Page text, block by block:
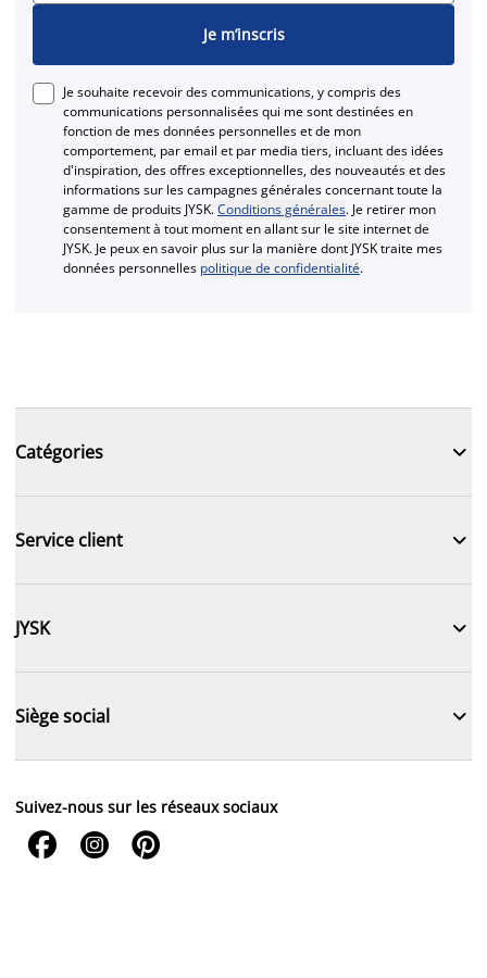
Je m’inscris
Je souhaite recevoir des communications, y compris des
communications personnalisées qui me sont destinées en
fonction de mes données personnelles et de mon
comportement, par email et par media tiers, incluant des idées
d'inspiration, des offres exceptionnelles, des nouveautés et des
informations sur les campagnes générales concernant toute la
gamme de produits JYSK.Conditions générales. Je retirer mon
consentement à tout moment en allant sur le site internet de
JYSK. Je peux en savoir plus sur la manière dont JYSK traite mes
données personnelles politique de confidentialité.
Catégories 
Service client 
JYSK 
Siège social 
Suivez-nous sur les réseaux sociaux
  